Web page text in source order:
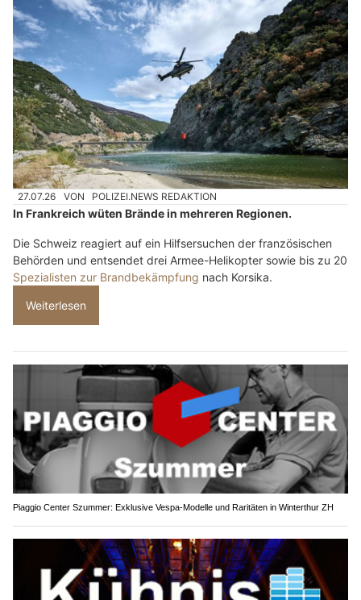
27.07.26 VON POLIZEI.NEWS REDAKTION
In Frankreich wüten Brände in mehreren Regionen.
Die Schweiz reagiert auf ein Hilfsersuchen der französischen
Behörden und entsendet drei Armee-Helikopter sowie bis zu 20
Spezialisten zur Brandbekämpfung nach Korsika.
Weiterlesen
Piaggio Center Szummer: Exklusive Vespa-Modelle und Raritäten in Winterthur ZH